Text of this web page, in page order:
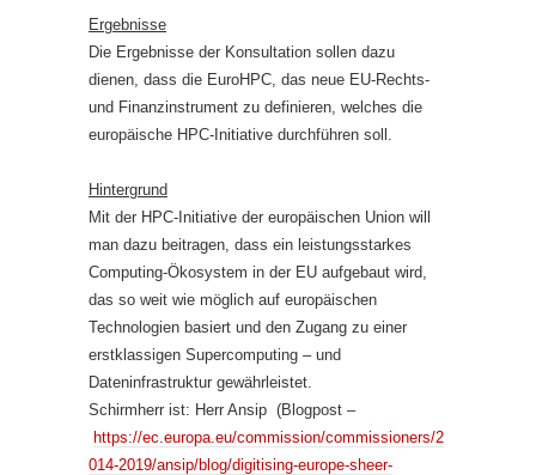
Ergebnisse
Die Ergebnisse der Konsultation sollen dazu
dienen, dass die EuroHPC, das neue EU-Rechts-
und Finanzinstrument zu definieren, welches die
europäische HPC-Initiative durchführen soll.
Hintergrund
Mit der HPC-Initiative der europäischen Union will
man dazu beitragen, dass ein leistungsstarkes
Computing-Ökosystem in der EU aufgebaut wird,
das so weit wie möglich auf europäischen
Technologien basiert und den Zugang zu einer
erstklassigen Supercomputing – und
Dateninfrastruktur gewährleistet.
Schirmherr ist: Herr Ansip (Blogpost –
https://ec.europa.eu/commission/commissioners/2
014-2019/ansip/blog/digitising-europe-sheer-